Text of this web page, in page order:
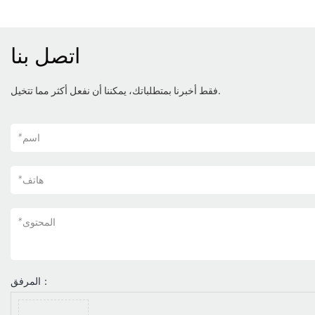
اتصل بنا
فقط أخبرنا بمتطلباتك، يمكننا أن نفعل أكثر مما تتخيل.
*اسم
*هاتف
*المحتوى
المرفق：